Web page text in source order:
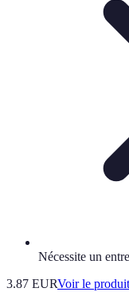
Nécessite un
3.87 EURVoir le produit